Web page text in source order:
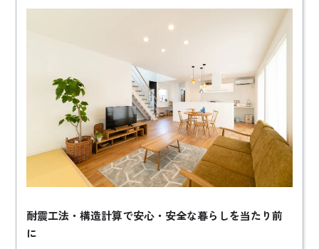
耐震工法・構造計算で安心・安全な暮らしを当たり前
に